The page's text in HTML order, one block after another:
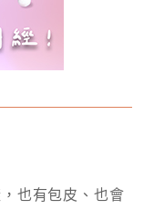
也有包皮、也會